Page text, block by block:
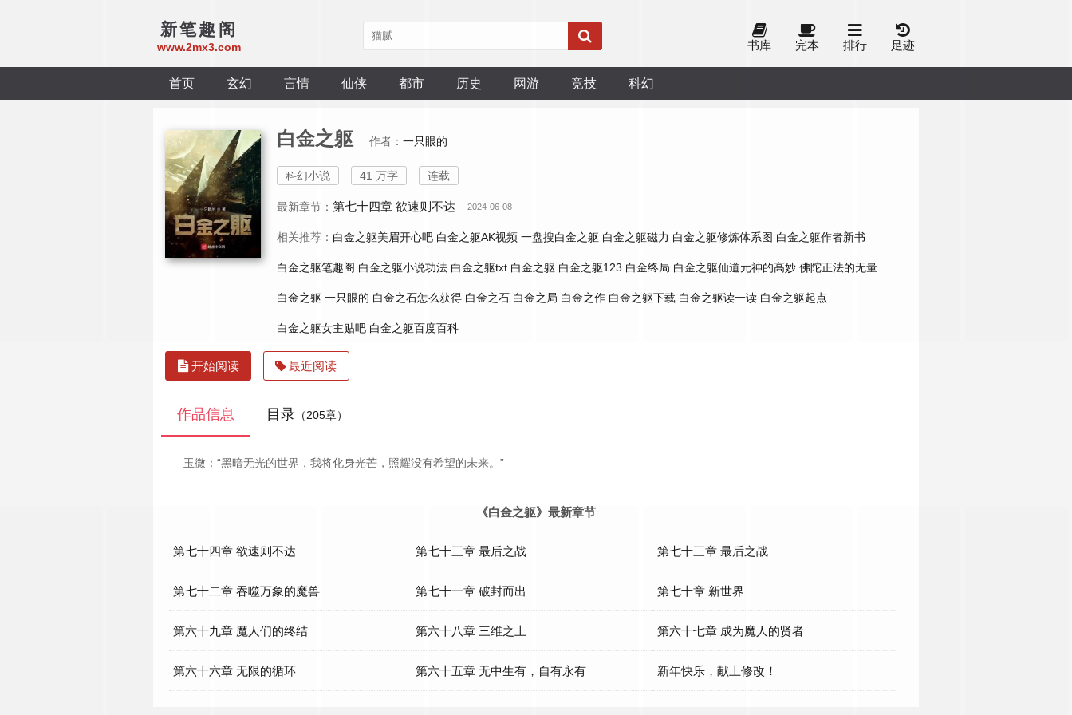
新笔趣阁
www.2mx3.com 书库 完本 排行 足迹
首页 玄幻 言情 仙侠 都市 历史 网游 竞技 科幻
白金之躯 作者： 一只眼的
科幻小说 41 万字 连载
最新章节： 第七十四章 欲速则不达 2024-06-08
相关推荐： 白金之躯美眉开心吧 白金之躯AK视频 一盘搜白金之躯 白金之躯磁力 白金之躯修炼体系图 白金之躯作者新书
白金之躯笔趣阁 白金之躯小说功法 白金之躯txt 白金之躯 白金之躯123 白金终局 白金之躯仙道元神的高妙 佛陀正法的无量
白金之躯 一只眼的 白金之石怎么获得 白金之石 白金之局 白金之作 白金之躯下载 白金之躯读一读 白金之躯起点
白金之躯女主贴吧 白金之躯百度百科
开始阅读 最近阅读
作品信息 目录 （205章）
玉微：“黑暗无光的世界，我将化身光芒，照耀没有希望的未来。”
《白金之躯》最新章节
第七十四章 欲速则不达 第七十三章 最后之战 第七十三章 最后之战
第七十二章 吞噬万象的魔兽 第七十一章 破封而出 第七十章 新世界
第六十九章 魔人们的终结 第六十八章 三维之上 第六十七章 成为魔人的贤者
第六十六章 无限的循环 第六十五章 无中生有，自有永有 新年快乐，献上修改！